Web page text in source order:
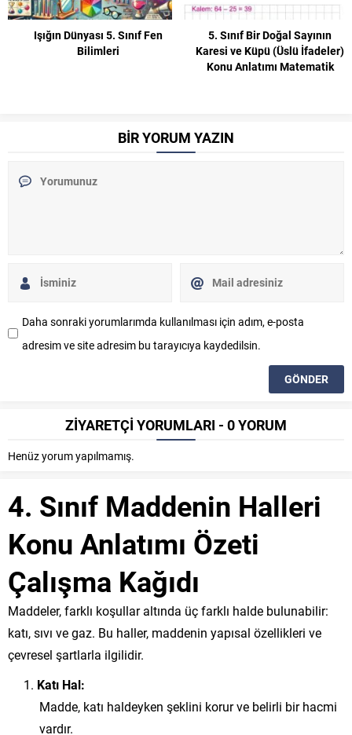
Işığın Dünyası 5. Sınıf Fen
Bilimleri
5. Sınıf Bir Doğal Sayının
Karesi ve Küpü (Üslü İfadeler)
Konu Anlatımı Matematik
BİR YORUM YAZIN
Daha sonraki yorumlarımda kullanılması için adım, e-posta
adresim ve site adresim bu tarayıcıya kaydedilsin.
ZİYARETÇİ YORUMLARI - 0 YORUM
Henüz yorum yapılmamış.
4. Sınıf Maddenin Halleri
Konu Anlatımı Özeti
Çalışma Kağıdı
Maddeler, farklı koşullar altında üç farklı halde bulunabilir:
katı, sıvı ve gaz. Bu haller, maddenin yapısal özellikleri ve
çevresel şartlarla ilgilidir.
Katı Hal:
Madde, katı haldeyken şeklini korur ve belirli bir hacmi
vardır.